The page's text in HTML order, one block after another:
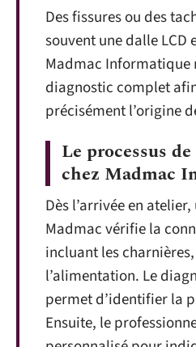
Des fissures ou des
souvent une dalle LCD
Madmac Informatique
diagnostic complet
précisément l’origine
Le processus
chez Madmac
Dès l’arrivée en
Madmac vérifie la
incluant les
l’alimentation. Le
permet d’identifier la
Ensuite, le